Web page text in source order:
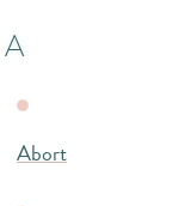
A
Abort